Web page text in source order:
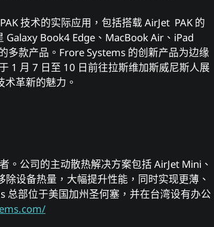
技术的实际应用，包括搭载 AirJet PAK 的
Book4 Edge、MacBook Air、iPad
多款产品。Frore Systems 的创新产品为边缘
1 月 7 日至 10 日前往拉斯维加斯威尼斯人展
革新的魅力。
。公司的主动散热解决方案包括 AirJet Mini、
设备热量，大幅提升性能，同时实现更薄、
总部位于美国加州圣何塞，并在台湾设有办公